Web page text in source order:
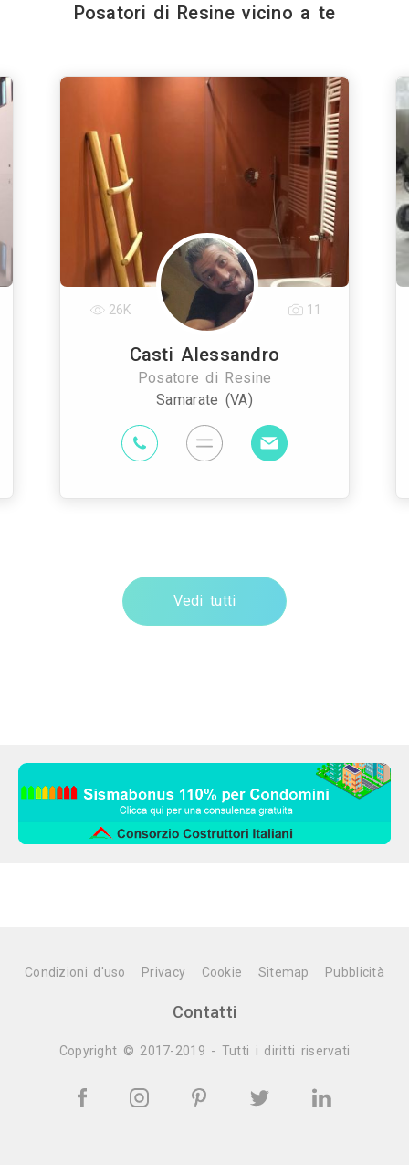
Posatori di Resine vicino a te
Casti Alessandro
Posatore di Resine
Samarate (VA)
26K 11
Vedi tutti
Condizioni d'uso Privacy Cookie Sitemap Pubblicità
Contatti
Copyright © 2017-2019 - Tutti i diritti riservati